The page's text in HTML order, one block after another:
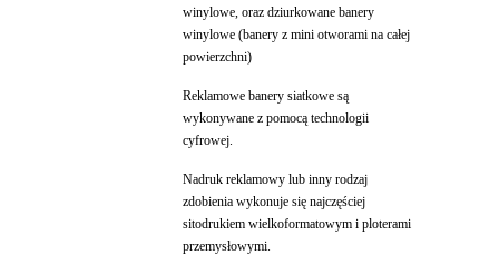
winylowe, oraz dziurkowane banery
winylowe (banery z mini otworami na całej
powierzchni)
Reklamowe banery siatkowe są
wykonywane z pomocą technologii
cyfrowej.
Nadruk reklamowy lub inny rodzaj
zdobienia wykonuje się najczęściej
sitodrukiem wielkoformatowym i ploterami
przemysłowymi.